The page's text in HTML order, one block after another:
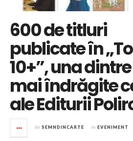
600 de titluri
publicate în
10+”, una
mai îndrăgite
ale Editurii
de SEMNDINCARTE în EVENIMENT